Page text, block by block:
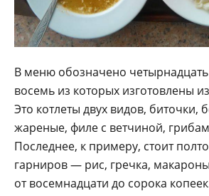
В меню обозначено
восемь из которых изготовлены
Это котлеты двух видов, биточки,
жареные, филе с ветчиной,
Последнее, к примеру, стоит
гарниров — рис, гречка,
от восемнадцати до сорока